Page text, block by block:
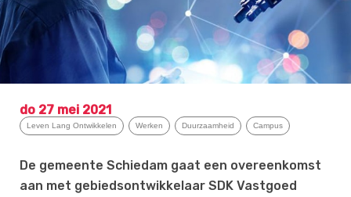
do 27 mei 2021
Leven Lang Ontwikkelen Werken Duurzaamheid Campus
De gemeente Schiedam gaat een overeenkomst
aan met gebiedsontwikkelaar SDK Vastgoed